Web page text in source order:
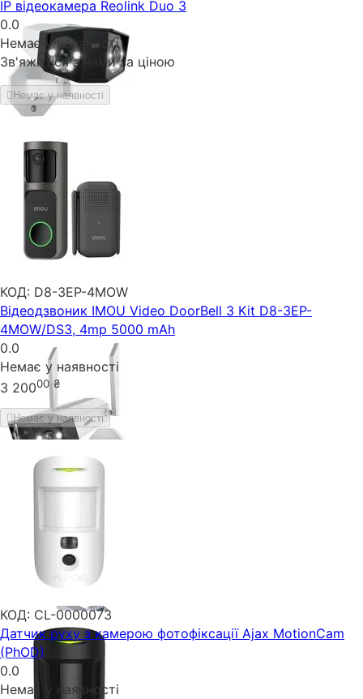
IP відеокамера Reolink Duo 3
0.0
Немає у наявності
Зв'яжіться з нами за ціною
Немає у наявності
КОД: D8-3EP-4MOW
Відеодзвоник IMOU Video DoorBell 3 Kit D8-3EP-
4MOW/DS3, 4mp 5000 mAh
0.0
Немає у наявності
3 20000 ₴
Немає у наявності
КОД: CL-0000073
Датчик руху з камерою фотофіксації Ajax MotionCam
(PhOD)
0.0
Немає у наявності